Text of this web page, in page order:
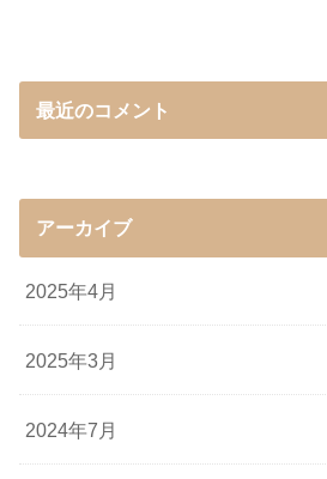
最近のコメント
アーカイブ
2025年4月
2025年3月
2024年7月